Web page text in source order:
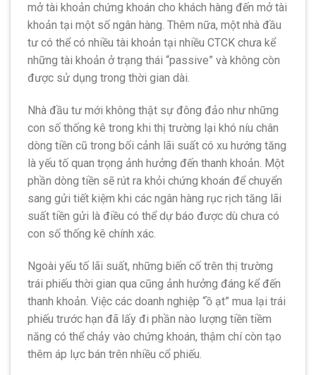
mở tài khoản chứng khoán cho khách hàng đến mở tài
khoản tại một số ngân hàng. Thêm nữa, một nhà đầu
tư có thể có nhiều tài khoản tại nhiều CTCK chưa kể
những tài khoản ở trạng thái “passive” và không còn
được sử dụng trong thời gian dài.
Nhà đầu tư mới không thật sự đông đảo như những
con số thống kê trong khi thị trường lại khó níu chân
dòng tiền cũ trong bối cảnh lãi suất có xu hướng tăng
là yếu tố quan trọng ảnh hưởng đến thanh khoản. Một
phần dòng tiền sẽ rút ra khỏi chứng khoán để chuyển
sang gửi tiết kiệm khi các ngân hàng rục rịch tăng lãi
suất tiền gửi là điều có thể dự báo được dù chưa có
con số thống kê chính xác.
Ngoài yếu tố lãi suất, những biến cố trên thị trường
trái phiếu thời gian qua cũng ảnh hưởng đáng kể đến
thanh khoản. Việc các doanh nghiệp “ồ ạt” mua lại trái
phiếu trước hạn đã lấy đi phần nào lượng tiền tiềm
năng có thể chảy vào chứng khoán, thậm chí còn tạo
thêm áp lực bán trên nhiều cổ phiếu.